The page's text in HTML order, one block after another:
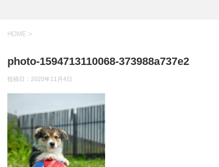
HOME >
photo-1594713110068-373988a737e2
投稿日： 2020年11月4日